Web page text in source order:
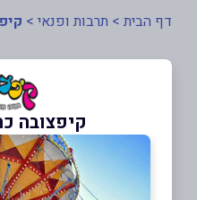
דף הבית > תרבות ופנאי >
קיפצובה